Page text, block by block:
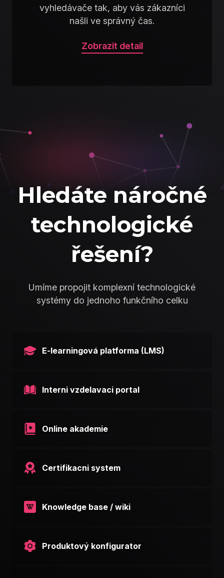
vyhledávače tak, aby vás zákazníci
našli ve správný čas.
Zobrazit detail
Hledáte náročné
technologické
řešení?
Umíme propojit komplexní technologické
systémy do jednoho funkčního celku
E-learningová platforma (LMS)
Interni vzdelavaci portal
Online akademie
Certifikacni system
Knowledge base / wiki
Produktový konfigurator